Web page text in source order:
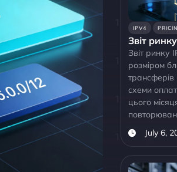
IPV4
Звіт
Звіт ринку
розміром
трансферів
схеми
цього
July 6,